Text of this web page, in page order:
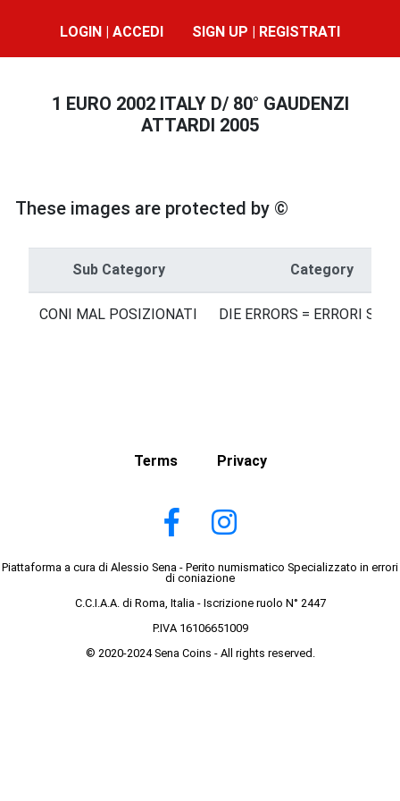
LOGIN | ACCEDI SIGN UP | REGISTRATI
1 EURO 2002 ITALY D/ 80° GAUDENZI
ATTARDI 2005
These images are protected by ©
Sub Category Category
CONI MAL POSIZIONATI DIE ERRORS = ERRORI SUI
Terms Privacy
Piattaforma a cura di Alessio Sena - Perito numismatico Specializzato in errori
di coniazione
C.C.I.A.A. di Roma, Italia - Iscrizione ruolo N° 2447
P.IVA 16106651009
© 2020-2024 Sena Coins - All rights reserved.